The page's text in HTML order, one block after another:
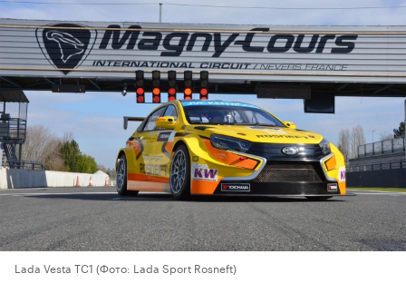
Lada Vesta TC1 (Фото: Lada Sport Rosneft)